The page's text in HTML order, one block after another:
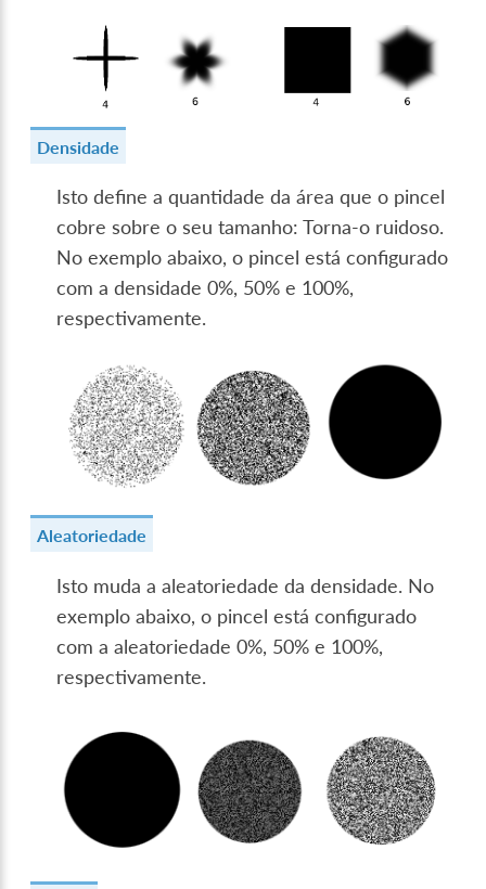
Densidade
Isto define a quantidade da área que o pincel
cobre sobre o seu tamanho: Torna-o ruidoso.
No exemplo abaixo, o pincel está configurado
com a densidade 0%, 50% e 100%,
respectivamente.
Aleatoriedade
Isto muda a aleatoriedade da densidade. No
exemplo abaixo, o pincel está configurado
com a aleatoriedade 0%, 50% e 100%,
respectivamente.